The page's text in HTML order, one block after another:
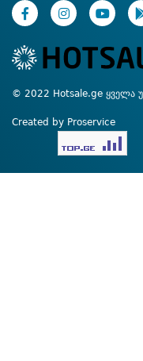
© 2022 Hotsale.ge ყველა
Created by Proservice